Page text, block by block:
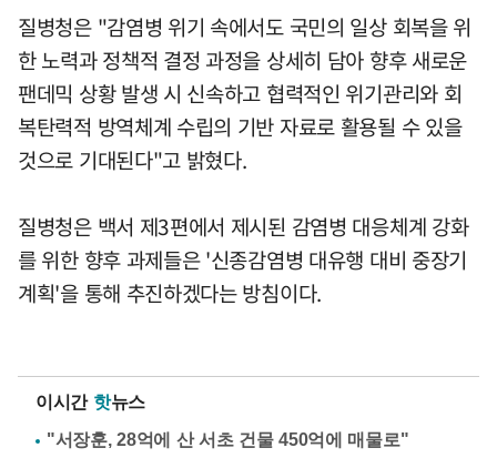
질병청은 "감염병 위기 속에서도 국민의 일상 회복을 위
한 노력과 정책적 결정 과정을 상세히 담아 향후 새로운
팬데믹 상황 발생 시 신속하고 협력적인 위기관리와 회
복탄력적 방역체계 수립의 기반 자료로 활용될 수 있을
것으로 기대된다"고 밝혔다.
질병청은 백서 제3편에서 제시된 감염병 대응체계 강화
를 위한 향후 과제들은 '신종감염병 대유행 대비 중장기
계획'을 통해 추진하겠다는 방침이다.
이시간 핫뉴스
"서장훈, 28억에 산 서초 건물 450억에 매물로"